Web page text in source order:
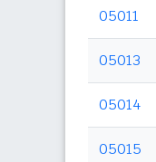
05011
05013
05014
05015